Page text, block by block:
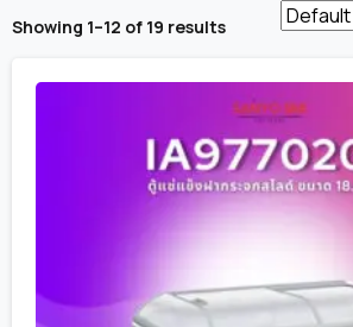
Showing 1–12 of 19 results